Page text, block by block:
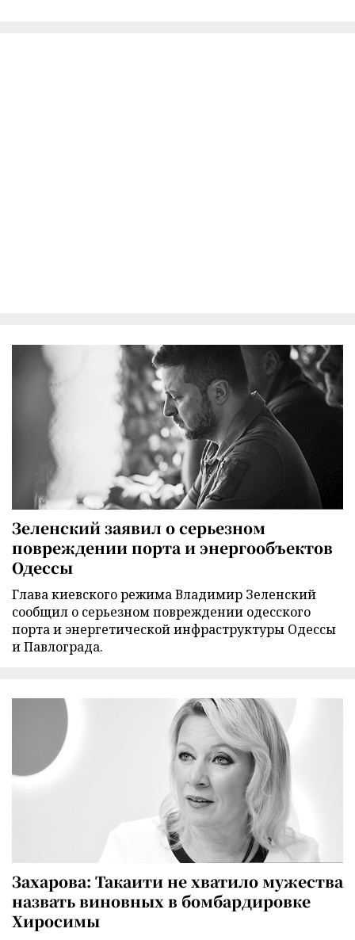
Зеленский заявил о серьезном
повреждении порта и энергообъектов
Одессы
Глава киевского режима Владимир Зеленский
сообщил о серьезном повреждении одесского
порта и энергетической инфраструктуры Одессы
и Павлограда.
Захарова: Такаити не хватило мужества
назвать виновных в бомбардировке
Хиросимы